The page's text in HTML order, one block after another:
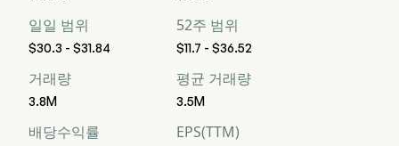
일일 범위
$30.3 - $31.84
52주 범위
$11.7 - $36.52
거래량
3.8M
평균 거래량
3.5M
배당수익률 EPS(TTM)